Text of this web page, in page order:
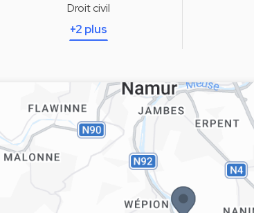
Droit civil
+2 plus